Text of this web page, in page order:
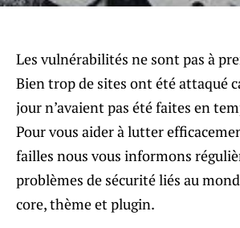
Les vulnérabilités ne sont pas à
Bien trop de sites ont été attaqué
jour n’avaient pas été faites en
Pour vous aider à lutter
failles nous vous informons
problèmes de sécurité liés au
core, thème et plugin.